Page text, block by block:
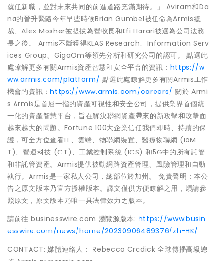
就任新職，並對未來共同的前進道路充滿期待。」 Aviram和Da
na的晉升緊隨今年早些時候Brian Gumbel被任命為Armis總
裁、Alex Mosher被提拔為營收長和Efi Harari被選為公司法務
長之後。 Armis不斷獲得KLAS Research、Information Serv
ices Group、GigaOm等領先分析和研究公司的認可。 點選此
處瞭解更多有關Armis資產智慧和安全平台的資訊： https://w
ww.armis.com/platform/ 點選此處瞭解更多有關Armis工作
機會的資訊：https://www.armis.com/careers/ 關於 Armi
s Armis是首屈一指的資產可視性和安全公司，提供業界首個統
一化的資產智慧平台，旨在解決聯網資產帶來的新攻擊和攻擊面
越來越大的問題。Fortune 100大企業信任我們即時、持續的保
護，可全方位查看IT、雲端、物聯網裝置、醫療物聯網 (IoM
T)、營運科技 (OT)、工業控制系統 (ICS) 和5G中的所有託管
和非託管資產。Armis提供被動網路資產管理、風險管理和自動
執行。Armis是一家私人公司，總部位於加州。 免責聲明：本公
告之原文版本乃官方授權版本。譯文僅供方便瞭解之用，煩請參
照原文，原文版本乃唯一具法律效力之版本。
請前往 businesswire.com 瀏覽源版本: https://www.busin
esswire.com/news/home/20230906489376/zh-HK/
CONTACT: 媒體連絡人： Rebecca Cradick 全球傳播高級總